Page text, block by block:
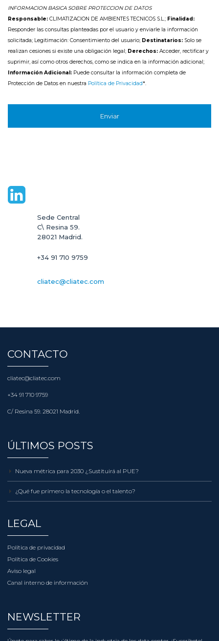
INFORMACION BASICA SOBRE PROTECCION DE DATOS
Responsable: CLIMATIZACION DE AMBIENTES TECNICOS S.L.; Finalidad:
Responder las consultas planteadas por el usuario y enviarle la información
solicitada; Legitimación: Consentimiento del usuario; Destinatarios: Solo se
realizan cesiones si existe una obligación legal; Derechos: Acceder, rectificar y
suprimir, así como otros derechos, como se indica en la información adicional;
Información Adicional: Puede consultar la información completa de
Protección de Datos en nuestra Política de Privacidad*.
Sede Central
C\ Resina 59.
28021 Madrid.
+34 91 710 9759
cliatec@cliatec.com
CONTACTO
cliatec@cliatec.com
+34 91 710 9759
C/ Resina 59. 28021 Madrid.
ÚLTIMOS POSTS
Nueva métrica para 2030 ¿Sustituirá al PUE?
¿Qué fue primero la tecnología o el talento?
LEGAL
Política de privacidad
Política de Cookies
Aviso legal
Canal interno de información
NEWSLETTER